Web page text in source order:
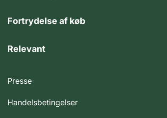
Fortrydelse af køb
Relevant
Presse
Handelsbetingelser